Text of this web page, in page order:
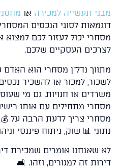
תעשייה למכירהאומחסנים
לסוגי הנכסים המסחריים
יכול לעזור לכם למצוא את
העסקיים שלכם.
נדל"ן מסחרי הוא האדם
למכור או להשכיר נכסים
או חנויות. גם מי שעוסק
מתחילים עם אותו רישיון,
צריך לדעת הרבה על 💰
📊 שוק, ניתוח פיננסי וניהול
שאנחנו אומרים שמכירת דירות
זה למגורים, וזהו. 🛋️